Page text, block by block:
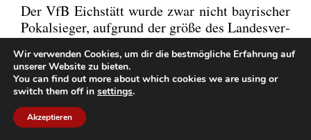
Der VfB Eich­stätt wur­de zwar nicht bay­ri­scher
Pokal­sie­ger, auf­grund der grö­ße des Lan­des­ver­
ban­des qua­li­fi­ziert sich jedoch auch der bes­te
Ver­ein der Regio­nal­li­ga Bay­ern für den DFB-
Pokal. Da Regio­nal­li­ga-Meis­ter Bay­ern II nicht
spiel­be­rech­tigt ist, kommt der Ver­ein aus Ober­
bay­ern zum Zug. Gegen den VfB bestrit­ten die
Namens­vet­tern aus Eich­stätt noch kein Spiel
Wir verwenden Cookies, um dir die bestmögliche Erfahrung auf
unserer Website zu bieten.
You can find out more about which cookies we are using or
switch them off in settings.
Akzeptieren